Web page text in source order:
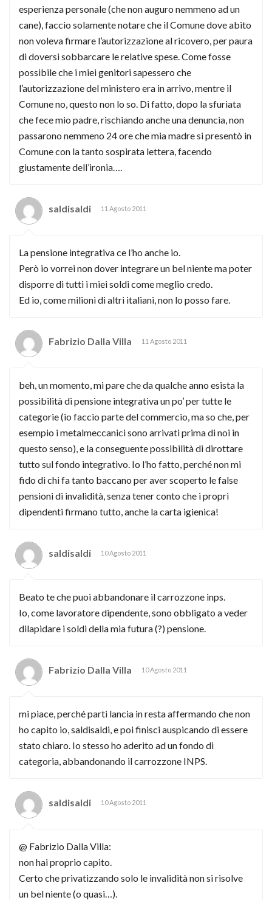
esperienza personale (che non auguro nemmeno ad un
cane), faccio solamente notare che il Comune dove abito
non voleva firmare l’autorizzazione al ricovero, per paura
di doversi sobbarcare le relative spese. Come fosse
possibile che i miei genitori sapessero che
l’autorizzazione del ministero era in arrivo, mentre il
Comune no, questo non lo so. Di fatto, dopo la sfuriata
che fece mio padre, rischiando anche una denuncia, non
passarono nemmeno 24 ore che mia madre si presentò in
Comune con la tanto sospirata lettera, facendo
giustamente dell’ironia….
saldisaldi 11 Agosto 2011
La pensione integrativa ce l’ho anche io.
Però io vorrei non dover integrare un bel niente ma poter
disporre di tutti i miei soldi come meglio credo.
Ed io, come milioni di altri italiani, non lo posso fare.
Fabrizio Dalla Villa 11 Agosto 2011
beh, un momento, mi pare che da qualche anno esista la
possibilità di pensione integrativa un po’ per tutte le
categorie (io faccio parte del commercio, ma so che, per
esempio i metalmeccanici sono arrivati prima di noi in
questo senso), e la conseguente possibilità di dirottare
tutto sul fondo integrativo. Io l’ho fatto, perché non mi
fido di chi fa tanto baccano per aver scoperto le false
pensioni di invalidità, senza tener conto che i propri
dipendenti firmano tutto, anche la carta igienica!
saldisaldi 10 Agosto 2011
Beato te che puoi abbandonare il carrozzone inps.
Io, come lavoratore dipendente, sono obbligato a veder
dilapidare i soldi della mia futura (?) pensione.
Fabrizio Dalla Villa 10 Agosto 2011
mi piace, perché parti lancia in resta affermando che non
ho capito io, saldisaldi, e poi finisci auspicando di essere
stato chiaro. Io stesso ho aderito ad un fondo di
categoria, abbandonando il carrozzone INPS.
saldisaldi 10 Agosto 2011
@ Fabrizio Dalla Villa:
non hai proprio capito.
Certo che privatizzando solo le invalidità non si risolve
un bel niente (o quasi…).